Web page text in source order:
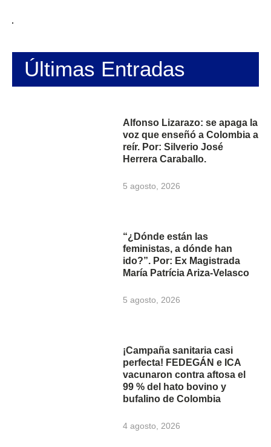
Últimas Entradas
Alfonso Lizarazo: se apaga la
voz que enseñó a Colombia a
reír. Por: Silverio José
Herrera Caraballo.
5 agosto, 2026
“¿Dónde están las
feministas, a dónde han
ido?”. Por: Ex Magistrada
María Patrícia Ariza-Velasco
5 agosto, 2026
¡Campaña sanitaria casi
perfecta! FEDEGÁN e ICA
vacunaron contra aftosa el
99 % del hato bovino y
bufalino de Colombia
4 agosto, 2026